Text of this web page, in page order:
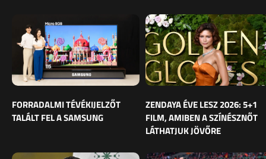
FORRADALMI TÉVÉKIJELZŐT
TALÁLT FEL A SAMSUNG
ZENDAYA ÉVE LESZ 2026: 5+1
FILM, AMIBEN A SZÍNÉSZNŐT
LÁTHATJUK JÖVŐRE